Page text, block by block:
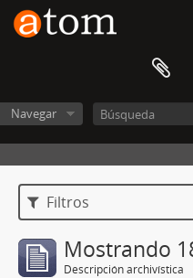
Navegar
Filtros
Mostrando
Descripción archivística